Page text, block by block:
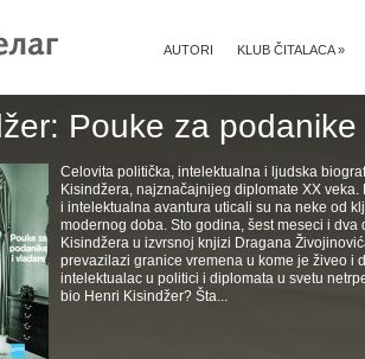
KLUB ČITALACA»
AUTORI
Pouke za
Celovita politička, intelektualna i ljudska
Kisindžera, najznačajnijeg diplomate XX
i intelektualna avantura uticali su na neke od
modernog doba. Sto godina, šest meseci i dva
Kisindžera u izvrsnoj knjizi Dragana
prevazilazi granice vremena u kome je živeo i
intelektualac u politici i diplomata u svetu
bio Henri Kisindžer? Šta...